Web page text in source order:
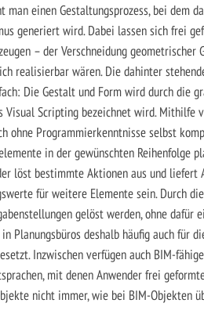
man einen Gestaltungsprozess, bei dem
generiert wird. Dabei lassen sich frei
– der Verschneidung geometrischer
realisierbar wären. Die dahinter
Die Gestalt und Form wird durch die
Scripting bezeichnet wird. Mithilfe
ohne Programmierkenntnisse selbst
in der gewünschten Reihenfolge
löst bestimmte Aktionen aus und liefert
für weitere Elemente sein. Durch
gelöst werden, ohne dafür
Planungsbüros deshalb häufig auch für
Inzwischen verfügen auch BIM-
mit denen Anwender frei
nicht immer, wie bei BIM-Objekten